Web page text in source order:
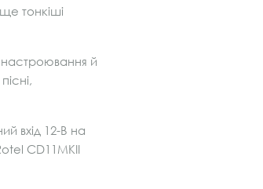
тонкіші
настроювання й
вхід 12-В на
CD11MKII